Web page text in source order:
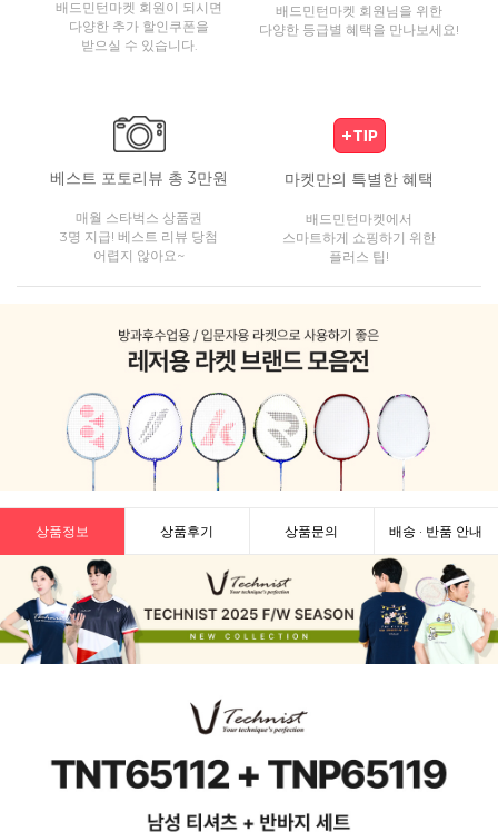
배드민턴마켓 회원이 되시면
다양한 추가 할인쿠폰을
받으실 수 있습니다.
배드민턴마켓 회원님을 위한
다양한 등급별 혜택을 만나보세요!
베스트 포토리뷰 총 3만원
매월 스타벅스 상품권
3명 지급! 베스트 리뷰 당첨
어렵지 않아요~
마켓만의 특별한 혜택
배드민턴마켓에서
스마트하게 쇼핑하기 위한
플러스 팁!
상품정보 상품후기 상품문의 배송 · 반품 안내